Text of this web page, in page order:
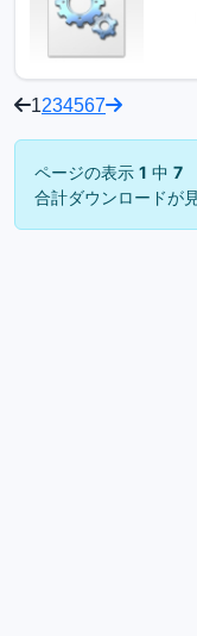
1234567
ページの表示 1 中 7
合計ダウンロードが